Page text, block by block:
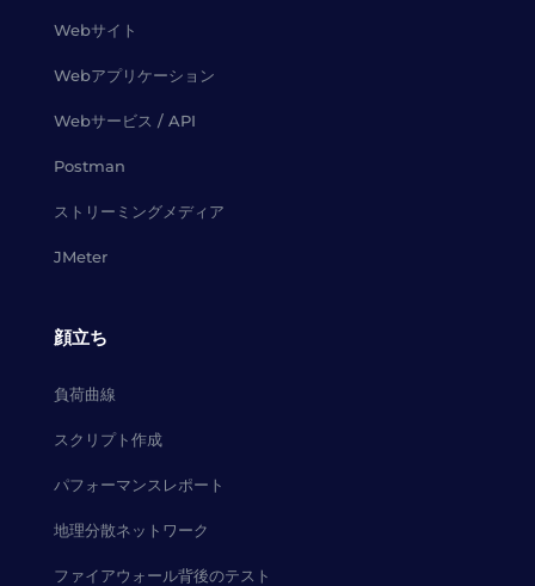
Webサイト
Webアプリケーション
Webサービス / API
Postman
ストリーミングメディア
JMeter
顔立ち
負荷曲線
スクリプト作成
パフォーマンスレポート
地理分散ネットワーク
ファイアウォール背後のテスト